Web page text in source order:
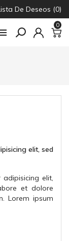
De Deseos (0)
0
elit, sed
elit,
et dolore
Lorem ipsum